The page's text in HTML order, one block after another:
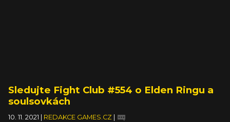
Sledujte Fight Club #554 o Elden Ringu a
soulsovkách
10. 11. 2021 REDAKCE GAMES.CZ